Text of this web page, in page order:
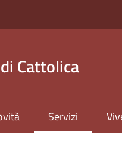
Cattolica
Servizi